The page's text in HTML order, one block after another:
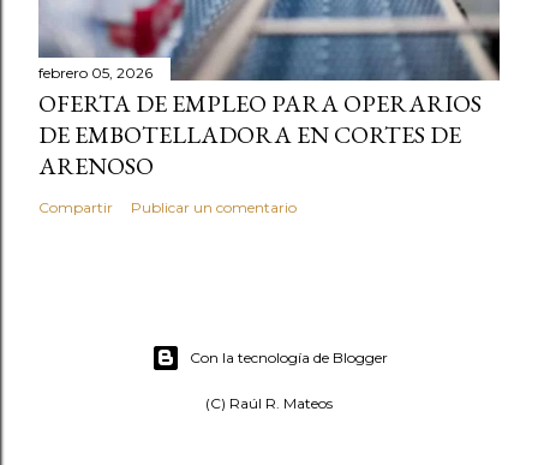
febrero 05, 2026
OFERTA DE EMPLEO PARA OPERARIOS
DE EMBOTELLADORA EN CORTES DE
ARENOSO
Compartir Publicar un comentario
Con la tecnología de Blogger
(C) Raúl R. Mateos